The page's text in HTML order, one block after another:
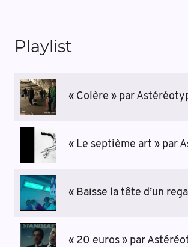
Playlist
« Colère » par
« Le septième art » par
« Baisse la tête d’un
« 20 euros » par